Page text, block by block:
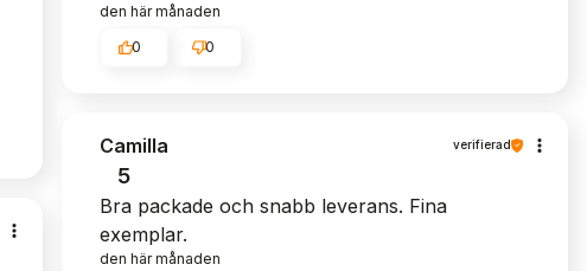
den här månaden
0 0
Camilla verifierad
5
Bra packade och snabb leverans. Fina
exemplar.
den här månaden